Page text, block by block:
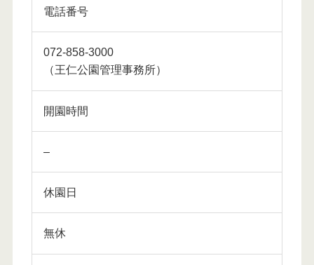
電話番号
072-858-3000
（王仁公園管理事務所）
開園時間
–
休園日
無休